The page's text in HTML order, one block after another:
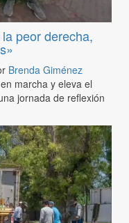
peor derecha,
Brenda Giménez
marcha y eleva el
jornada de reflexión